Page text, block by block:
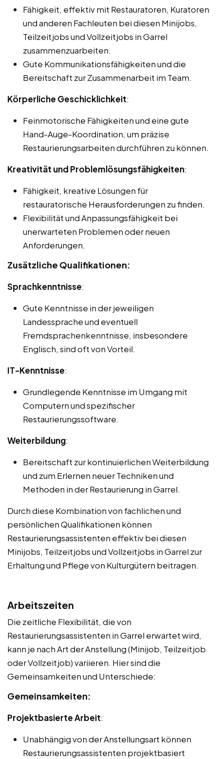
Fähigkeit, effektiv mit Restauratoren, Kuratoren
und anderen Fachleuten bei diesen Minijobs,
Teilzeitjobs und Vollzeitjobs in Garrel
zusammenzuarbeiten.
Gute Kommunikationsfähigkeiten und die
Bereitschaft zur Zusammenarbeit im Team.
Körperliche Geschicklichkeit:
Feinmotorische Fähigkeiten und eine gute
Hand-Auge-Koordination, um präzise
Restaurierungsarbeiten durchführen zu können.
Kreativität und Problemlösungsfähigkeiten:
Fähigkeit, kreative Lösungen für
restauratorische Herausforderungen zu finden.
Flexibilität und Anpassungsfähigkeit bei
unerwarteten Problemen oder neuen
Anforderungen.
Zusätzliche Qualifikationen:
Sprachkenntnisse:
Gute Kenntnisse in der jeweiligen
Landessprache und eventuell
Fremdsprachenkenntnisse, insbesondere
Englisch, sind oft von Vorteil.
IT-Kenntnisse:
Grundlegende Kenntnisse im Umgang mit
Computern und spezifischer
Restaurierungssoftware.
Weiterbildung:
Bereitschaft zur kontinuierlichen Weiterbildung
und zum Erlernen neuer Techniken und
Methoden in der Restaurierung in Garrel.
Durch diese Kombination von fachlichen und
persönlichen Qualifikationen können
Restaurierungsassistenten effektiv bei diesen
Minijobs, Teilzeitjobs und Vollzeitjobs in Garrel zur
Erhaltung und Pflege von Kulturgütern beitragen.
Arbeitszeiten
Die zeitliche Flexibilität, die von
Restaurierungsassistenten in Garrel erwartet wird,
kann je nach Art der Anstellung (Minijob, Teilzeitjob
oder Vollzeitjob) variieren. Hier sind die
Gemeinsamkeiten und Unterschiede:
Gemeinsamkeiten:
Projektbasierte Arbeit:
Unabhängig von der Anstellungsart können
Restaurierungsassistenten projektbasiert